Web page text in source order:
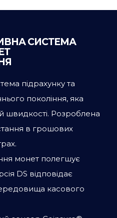
СИСТЕМА
підрахунку та
покоління, яка
швидкості. Розроблена
в грошових
монет полегшує
DS відповідає
касового